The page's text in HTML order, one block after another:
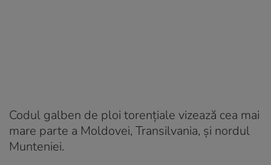
Codul galben de ploi torențiale vizează cea mai
mare parte a Moldovei, Transilvania, și nordul
Munteniei.